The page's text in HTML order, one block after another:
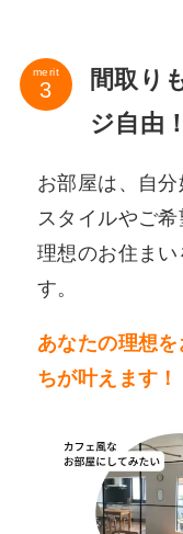
merit
間取り
ジ自由！
お部屋は、自
スタイルやご
理想のお住ま
す。
あなたの理想
ちが叶えます！